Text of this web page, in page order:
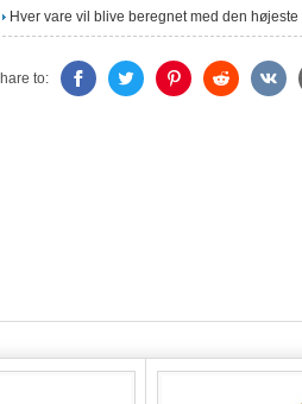
Hver vare vil blive beregnet med den højeste
to: